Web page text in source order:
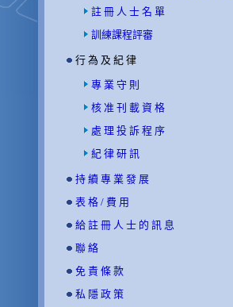
註 冊 人 士 名 單
訓練課程評審
行 為 及 紀 律
專 業 守 則
核 准 刊 載 資 格
處 理 投 訴 程 序
紀 律 研 訊
持 續 專 業 發 展
表 格 / 費 用
給 註 冊 人 士 的 訊 息
聯 絡
免 責 條 款
私 隱 政 策